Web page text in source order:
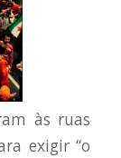
às ruas
exigir “o